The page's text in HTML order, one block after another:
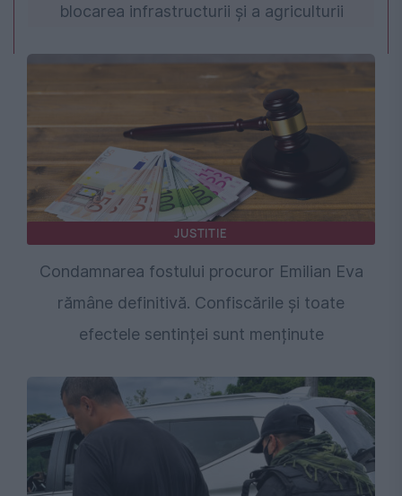
blocarea infrastructurii și a agriculturii
JUSTITIE
Condamnarea fostului procuror Emilian Eva
rămâne definitivă. Confiscările și toate
efectele sentinței sunt menținute